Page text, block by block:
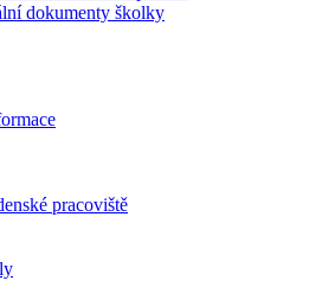
dokumenty školky
pracoviště